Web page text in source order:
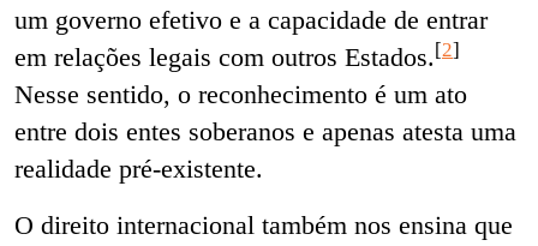
um governo efetivo e a capacidade de entrar
em relações legais com outros Estados. [2]
Nesse sentido, o reconhecimento é um ato
entre dois entes soberanos e apenas atesta uma
realidade pré-existente.
O direito internacional também nos ensina que